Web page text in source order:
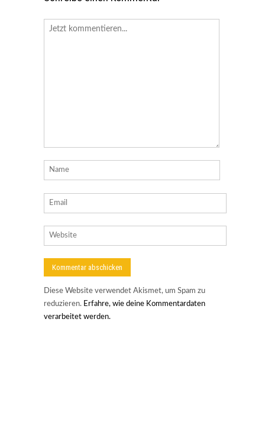
Diese Website verwendet Akismet, um Spam zu
reduzieren. Erfahre, wie deine Kommentardaten
verarbeitet werden.